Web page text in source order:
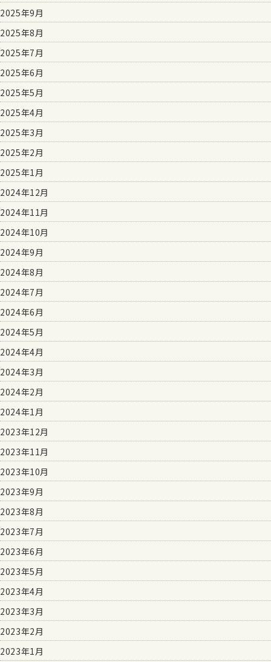
2025年9月
2025年8月
2025年7月
2025年6月
2025年5月
2025年4月
2025年3月
2025年2月
2025年1月
2024年12月
2024年11月
2024年10月
2024年9月
2024年8月
2024年7月
2024年6月
2024年5月
2024年4月
2024年3月
2024年2月
2024年1月
2023年12月
2023年11月
2023年10月
2023年9月
2023年8月
2023年7月
2023年6月
2023年5月
2023年4月
2023年3月
2023年2月
2023年1月